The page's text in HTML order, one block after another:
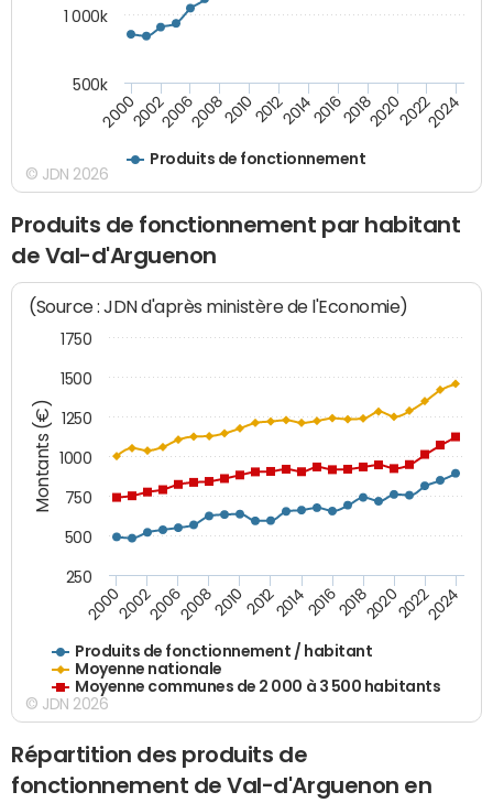
Produits de fonctionnement
200020022006200820102012201420162018202020222024
1 000k
500k
© JDN 2026
Produits de fonctionnement par habitant
de Val-d'Arguenon
Montants (€)
(Source : JDN d'après ministère de l'Economie)
Produits de fonctionnement / habitant
Moyenne nationale
Moyenne communes de 2 000 à 3 500 habitants
200020022006200820102012201420162018202020222024
250
500
750
1000
1250
1500
1750
© JDN 2026
Répartition des produits de
fonctionnement de Val-d'Arguenon en